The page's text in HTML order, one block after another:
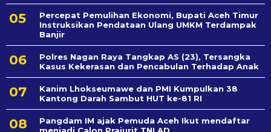
Percepat Pemulihan Ekonomi, Bupati Aceh Timur
Instruksikan Pendataan Ulang UMKM Terdampak
Banjir
Polres Nagan Raya Tangkap AS (23), Tersangka
Kasus Kekerasan dan Pencabulan Terhadap Anak
Kanim Lhokseumawe dan PMI Kumpulkan 38
Kantong Darah Sambut HUT ke-81 RI
Pangdam IM ajak Pemuda Aceh Ikut mendaftar